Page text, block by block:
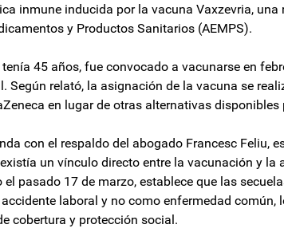
inmune inducida por la vacuna Vaxzevria, una
y Productos Sanitarios (AEMPS).
45 años, fue convocado a vacunarse en
Según relató, la asignación de la vacuna se
en lugar de otras alternativas disponibles
con el respaldo del abogado Francesc Feliu,
un vínculo directo entre la vacunación y la
pasado 17 de marzo, establece que las
laboral y no como enfermedad común,
cobertura y protección social.